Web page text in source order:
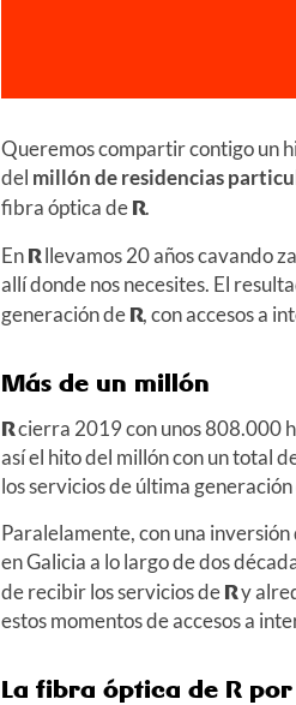
Queremos compartir contigo un
del millón de residencias
fibra óptica deR.
EnRllevamos 20 años cavando
allí donde nos necesites. El
generación deR, con accesos a
Más de un millón
Rcierra 2019 con unos 808.000
así el hito del millón con un total
los servicios de última
Paralelamente, con una inversión
en Galicia a lo largo de dos
de recibir los servicios deRy
estos momentos de accesos a
La fibra óptica de R